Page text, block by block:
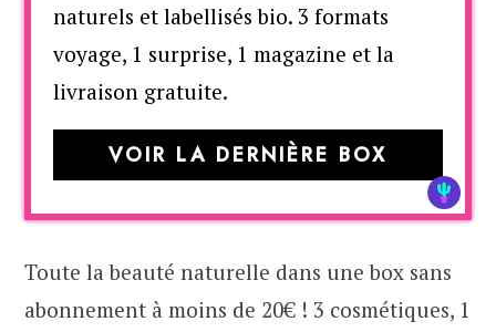
naturels et labellisés bio. 3 formats
voyage, 1 surprise, 1 magazine et la
livraison gratuite.
VOIR LA DERNIÈRE BOX
Toute la beauté naturelle dans une box sans
abonnement à moins de 20€ ! 3 cosmétiques, 1